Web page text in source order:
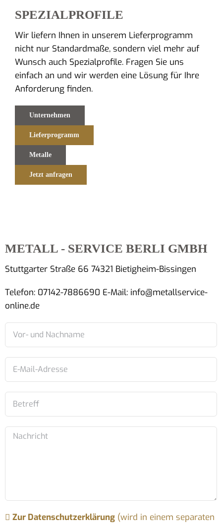
SPEZIALPROFILE
Wir liefern Ihnen in unserem Lieferprogramm
nicht nur Standardmaße, sondern viel mehr auf
Wunsch auch Spezialprofile. Fragen Sie uns
einfach an und wir werden eine Lösung für Ihre
Anforderung finden.
Unternehmen
Lieferprogramm
Metalle
Jetzt anfragen
METALL - SERVICE BERLI GMBH
Stuttgarter Straße 66 74321 Bietigheim-Bissingen
Telefon: 07142-7886690 E-Mail: info@metallservice-
online.de
Zur Datenschutzerklärung(wird in einem separaten